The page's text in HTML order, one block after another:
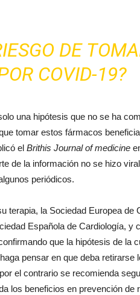
DE
COVID-19?
una hipótesis que no se ha
tomar estos fármacos
el Brithis Journal of medicine
de la información no se hizo
periódicos.
terapia, la Sociedad Europea de
Española de Cardiología, y
que la hipótesis de la
pensar en que deba retirarse
el contrario se recomienda
los beneficios en prevención de